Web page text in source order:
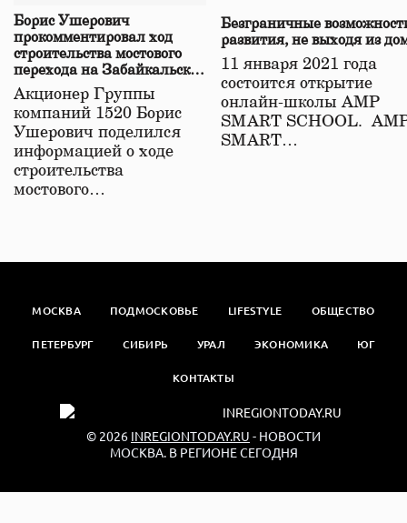
Борис Ушерович
прокомментировал ход
строительства мостового
перехода на Забайкальской
железной дороге
Акционер Группы
компаний 1520 Борис
Ушерович поделился
информацией о ходе
строительства
мостового…
Безграничные
развития, не выходя из
11 января 2021 года
состоится открытие
онлайн-школы АМР
SMART SCHOOL.
SMART…
МОСКВА ПОДМОСКОВЬЕ LIFESTYLE ОБЩЕСТВО
ПЕТЕРБУРГ СИБИРЬ УРАЛ ЭКОНОМИКА ЮГ
КОНТАКТЫ
© 2026 INREGIONTODAY.RU - НОВОСТИ
МОСКВА. В РЕГИОНЕ СЕГОДНЯ